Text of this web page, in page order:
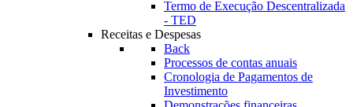
Termo de Execução Descentralizada
- TED
Receitas e Despesas
Back
Processos de contas anuais
Cronologia de Pagamentos de
Investimento